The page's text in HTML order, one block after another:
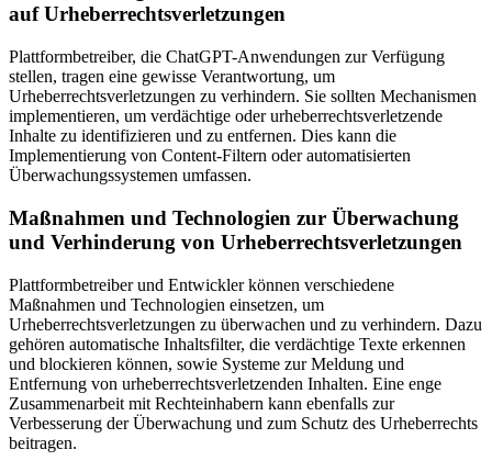
auf Urheberrechtsverletzungen
Plattformbetreiber, die ChatGPT-Anwendungen zur Verfügung
stellen, tragen eine gewisse Verantwortung, um
Urheberrechtsverletzungen zu verhindern. Sie sollten Mechanismen
implementieren, um verdächtige oder urheberrechtsverletzende
Inhalte zu identifizieren und zu entfernen. Dies kann die
Implementierung von Content-Filtern oder automatisierten
Überwachungssystemen umfassen.
Maßnahmen und Technologien zur Überwachung
und Verhinderung von Urheberrechtsverletzungen
Plattformbetreiber und Entwickler können verschiedene
Maßnahmen und Technologien einsetzen, um
Urheberrechtsverletzungen zu überwachen und zu verhindern. Dazu
gehören automatische Inhaltsfilter, die verdächtige Texte erkennen
und blockieren können, sowie Systeme zur Meldung und
Entfernung von urheberrechtsverletzenden Inhalten. Eine enge
Zusammenarbeit mit Rechteinhabern kann ebenfalls zur
Verbesserung der Überwachung und zum Schutz des Urheberrechts
beitragen.